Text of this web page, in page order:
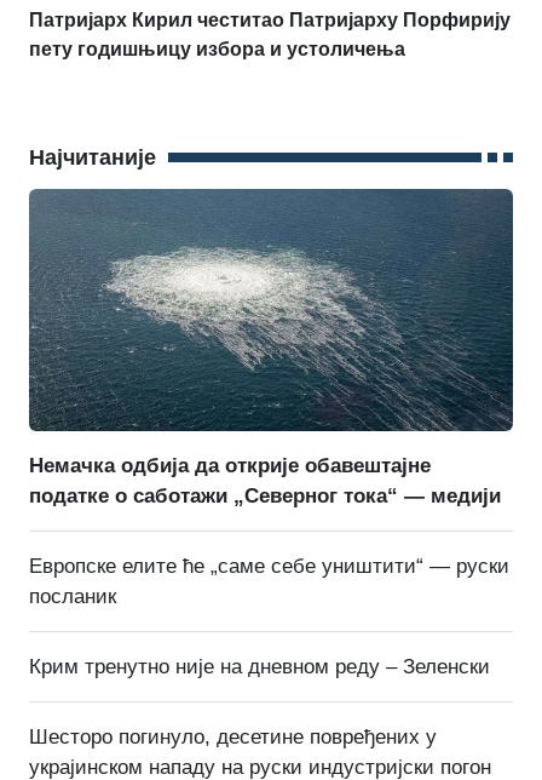
Патријарх Кирил честитао Патријарху Порфирију
пету годишњицу избора и устоличења
Најчитаније
Немачка одбија да открије обавештајне
податке о саботажи „Северног тока“ — медији
Европске елите ће „саме себе уништити“ — руски
посланик
Крим тренутно није на дневном реду – Зеленски
Шесторо погинуло, десетине повређених у
украјинском нападу на руски индустријски погон